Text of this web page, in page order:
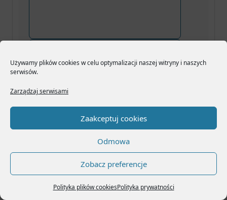
Używamy plików cookies w celu optymalizacji naszej witryny i naszych
serwisów.
Zarządzaj serwisami
Zaakceptuj cookies
Odmowa
Zobacz preferencje
Polityka plików cookiesPolityka prywatności